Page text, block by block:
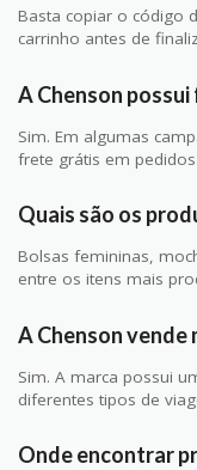
Basta copiar o código
carrinho antes de
A Chenson
Sim. Em algumas
frete grátis em
Quais são os
Bolsas femininas,
entre os itens mais
A Chenson vende
Sim. A marca possui
diferentes tipos de
Onde encontrar